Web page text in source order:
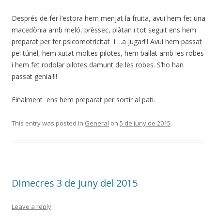
Després de fer l’estora hem menjat la fruita, avui hem fet una
macedònia amb meló, prèssec, plàtan i tot seguit ens hem
preparat per fer psicomotricitat i….a jugar!!! Avui hem passat
pel túnel, hem xutat moltes pilotes, hem ballat amb les robes
i hem fet rodolar pilotes damunt de les robes. S’ho han
passat genial!!!
Finalment ens hem preparat per sortir al pati.
This entry was posted in General on 5 de juny de 2015.
Dimecres 3 de juny del 2015
Leave a reply